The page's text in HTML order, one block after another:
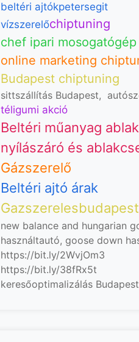
beltéri ajtókpetersegit
vízszerelőchiptuning
chef ipari mosogatógép
online marketing
Budapest chiptuning
sittszállítás Budapest,
téligumi akció
Beltéri műanyag
nyílászáró és
Gázszerelő
Beltéri ajtó árak
Gazszerelesbudapest
new balance and hungarian
használtautó, goose down
https://bit.ly/2WvjOm3
https://bit.ly/38fRx5t
keresőoptimalizálás Budapest